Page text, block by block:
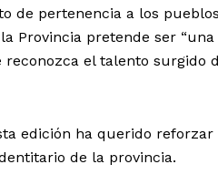
de pertenencia a los
Provincia pretende ser
reconozca el talento surgido
edición ha querido
de la provincia.